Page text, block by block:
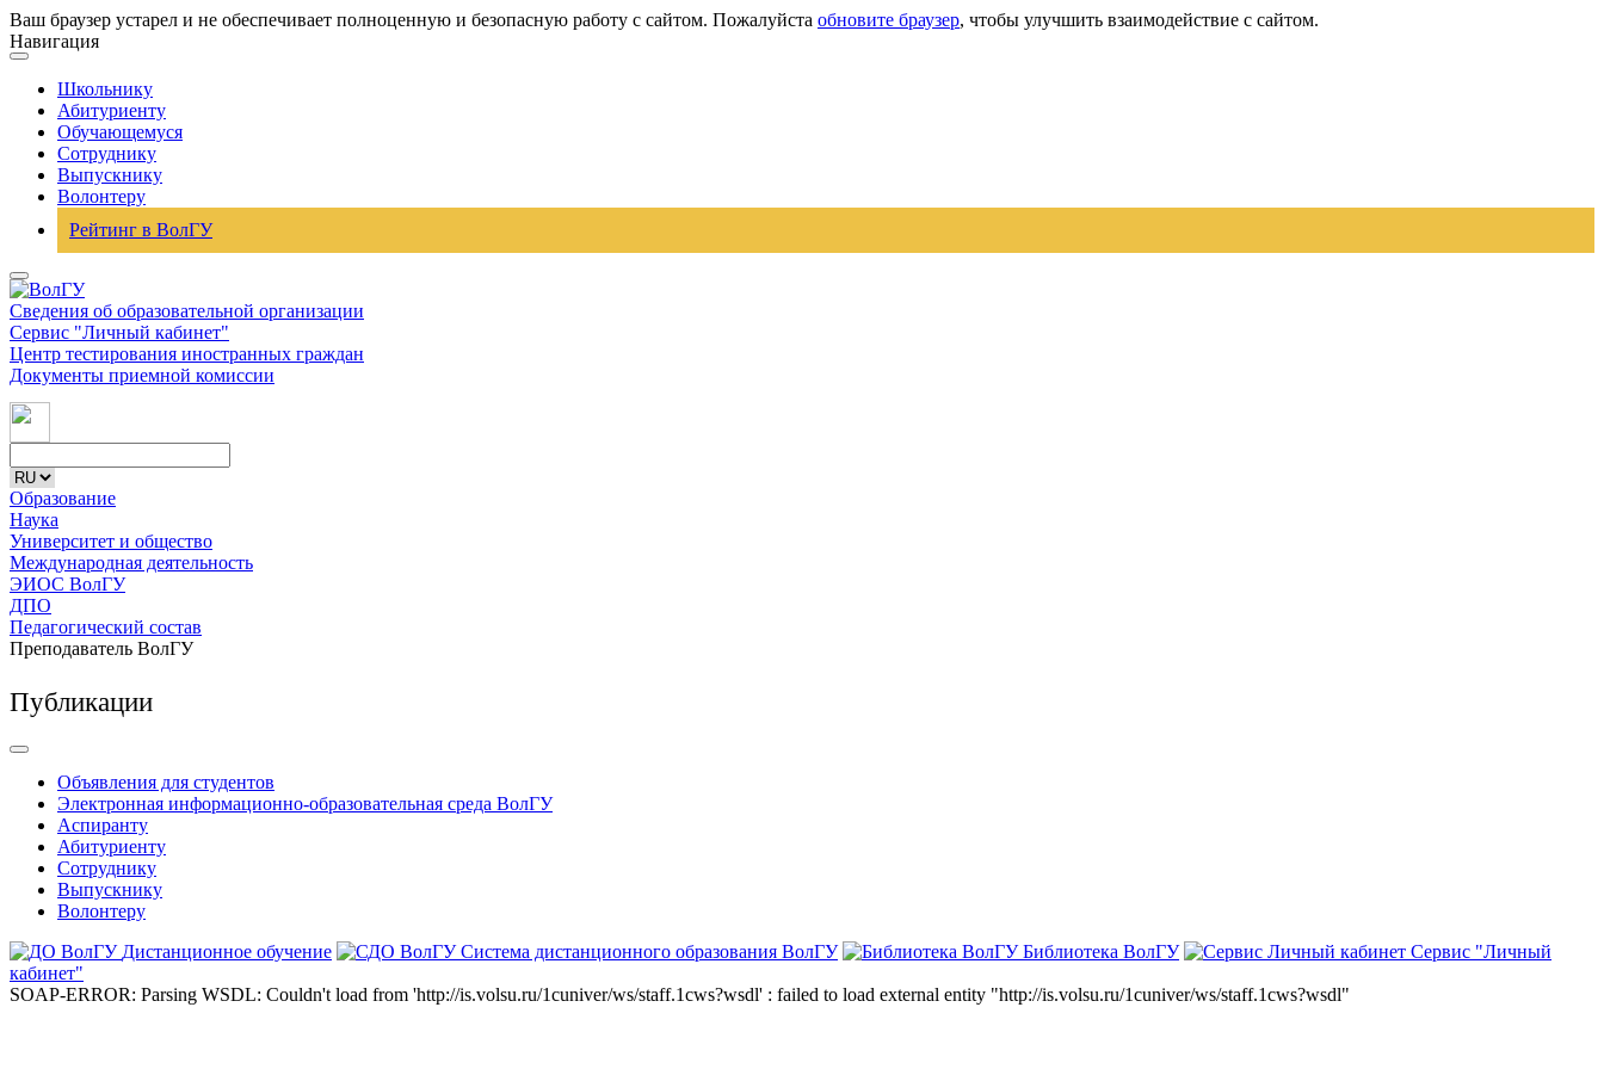
Ваш браузер устарел и не обеспечивает полноценную и безопасную работу с сайтом. Пожалуйста обновите браузер, чтобы улучшить взаимодействие с сайтом.
Навигация
Школьнику
Абитуриенту
Обучающемуся
Сотруднику
Выпускнику
Волонтеру
Рейтинг в ВолГУ
Сведения об образовательной организации
Сервис "Личный кабинет"
Центр тестирования иностранных граждан
Документы приемной комиссии
Образование
Наука
Университет и общество
Международная деятельность
ЭИОС ВолГУ
ДПО
Педагогический состав
Преподаватель ВолГУ
Публикации
Объявления для студентов
Электронная информационно-образовательная среда ВолГУ
Аспиранту
Абитуриенту
Сотруднику
Выпускнику
Волонтеру
Дистанционное обучение
Система дистанционного образования ВолГУ Библиотека ВолГУ
Сервис "Личный
кабинет"
SOAP-ERROR: Parsing WSDL: Couldn't load from 'http://is.volsu.ru/1cuniver/ws/staff.1cws?wsdl' : failed to load external entity "http://is.volsu.ru/1cuniver/ws/staff.1cws?wsdl"